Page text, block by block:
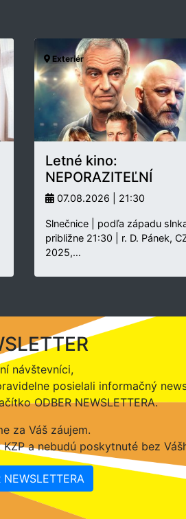
Exteriér
Letné kino:
NEPORAZITEĽNÍ
07.08.2026 | 21:30
Slnečnice | podľa západu
približne 21:30 | r. D. Pánek,
2025,…
návštevníci,
posielali informačný
ODBER NEWSLETTERA.
za Váš záujem.
a nebudú poskytnuté bez
NEWSLETTERA